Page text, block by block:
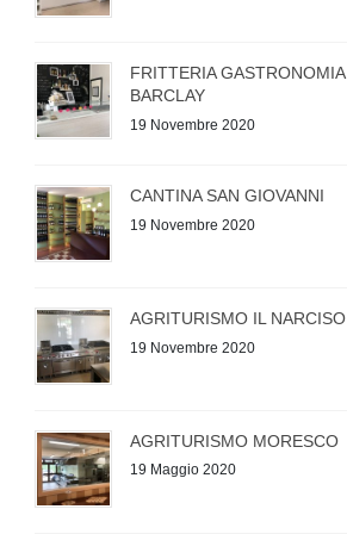
FRITTERIA GASTRONOMIA
BARCLAY
19 Novembre 2020
CANTINA SAN GIOVANNI
19 Novembre 2020
AGRITURISMO IL NARCISO
19 Novembre 2020
AGRITURISMO MORESCO
19 Maggio 2020